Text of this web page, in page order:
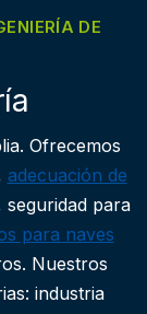
DE
Ofrecemos
adecuación de
seguridad para
para naves
Nuestros
industria